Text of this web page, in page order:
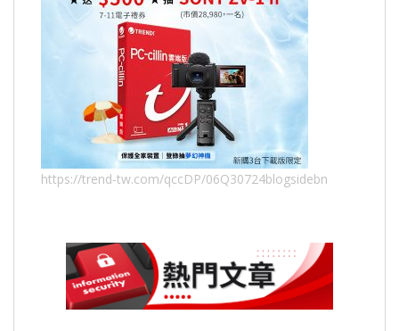
https://trend-tw.com/qccDP/06Q30724blogsidebn